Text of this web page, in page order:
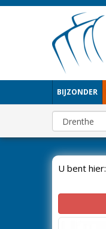
BIJZONDER
U bent hier: